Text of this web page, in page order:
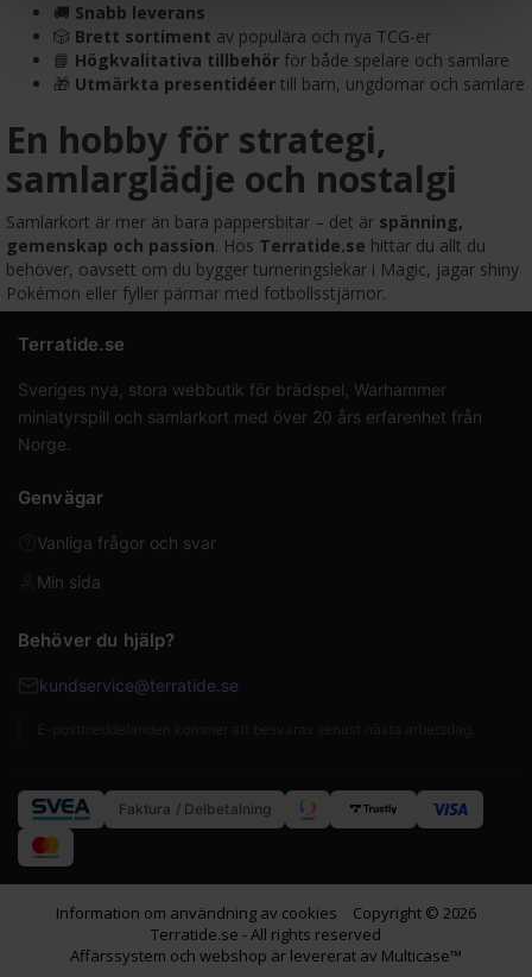
🚚 Snabb leverans
🎲 Brett sortiment av populära och nya TCG-er
📘 Högkvalitativa tillbehör för både spelare och samlare
🎁 Utmärkta presentidéer till barn, ungdomar och samlare
En hobby för strategi,
samlarglädje och nostalgi
Samlarkort är mer än bara pappersbitar – det är spänning,
gemenskap och passion. Hos Terratide.se hittar du allt du
behöver, oavsett om du bygger turneringslekar i Magic, jagar shiny
Pokémon eller fyller pärmar med fotbollsstjärnor.
Terratide.se
Sveriges nya, stora webbutik för brädspel, Warhammer
miniatyrspill och samlarkort med över 20 års erfarenhet från
Norge.
Genvägar
Vanliga frågor och svar
Min sida
Behöver du hjälp?
kundservice@terratide.se
Faktura / Delbetalning
Information om användning av cookies
Copyright © 2026
Terratide.se - All rights reserved
Affärssystem och webshop är levererat av Multicase™